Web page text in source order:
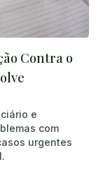
Contra o
e
com
urgentes